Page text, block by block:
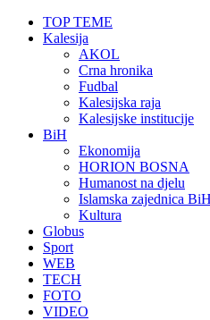
TOP TEME
Kalesija
AKOL
Crna hronika
Fudbal
Kalesijska raja
Kalesijske institucije
BiH
Ekonomija
HORION BOSNA
Humanost na djelu
Islamska zajednica BiH
Kultura
Globus
Sport
WEB
TECH
FOTO
VIDEO